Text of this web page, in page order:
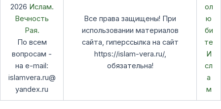
2026 Ислам.
Вечность
Рая.
По всем
вопросам -
на e-mail:
islamvera.ru@
yandex.ru
Все права защищены! При
использовании материалов
сайта, гиперссылка на сайт
https://islam-vera.ru/,
обязательна!
ол
ю
би
те
И
сл
а
м